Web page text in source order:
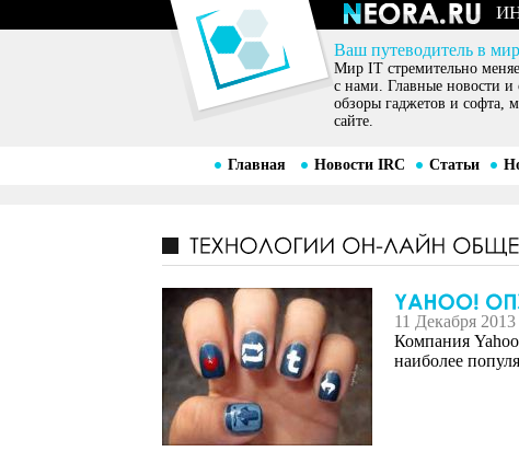
Ваш путеводитель в
Мир IT стремительно
с нами. Главные новости
обзоры гаджетов и софта,
сайте.
Главная Новости IRC Статьи
11 Декабря 2013
Компания
наиболее